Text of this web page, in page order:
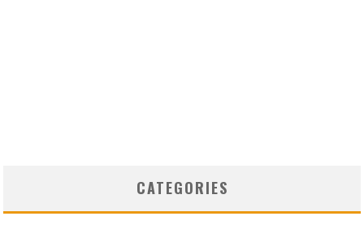
CATEGORIES